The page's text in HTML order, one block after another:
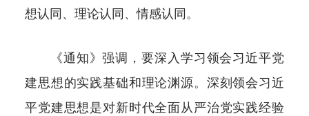
想认同、理论认同、情感认同。
《通知》强调，要深入学习领会习近平党
建思想的实践基础和理论渊源。深刻领会习近
平党建思想是对新时代全面从严治党实践经验